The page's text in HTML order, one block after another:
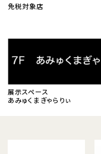
免税対象店
展示スペース
あみゅくまぎゃらりぃ